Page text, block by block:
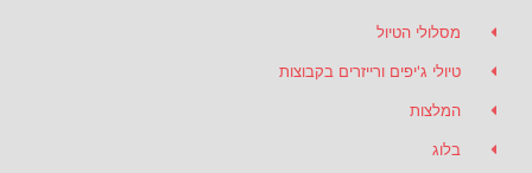
מסלולי הטיול
טיולי ג'יפים ורייזרים בקבוצות
המלצות
בלוג